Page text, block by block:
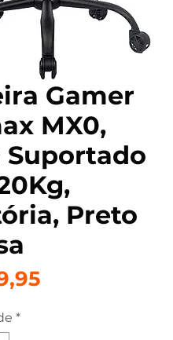
Gamer
MX0,
Suportado
Preto
Preço
*